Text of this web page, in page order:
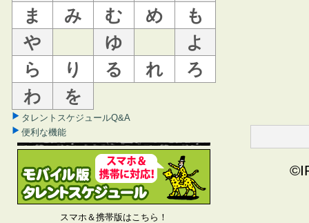
ま
み む め
も
や
ゆ
よ
ら
り る れ
ろ
わ
を
タレントスケジュールQ&A
便利な機能
スマホ＆携帯版はこちら！